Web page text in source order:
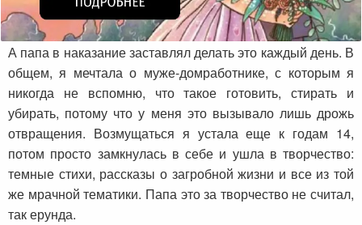
А папа в наказание заставлял делать это каждый день. В
общем, я мечтала о муже-домработнике, с которым я
никогда не вспомню, что такое готовить, стирать и
убирать, потому что у меня это вызывало лишь дрожь
отвращения. Возмущаться я устала еще к годам 14,
потом просто замкнулась в себе и ушла в творчество:
темные стихи, рассказы о загробной жизни и все из той
же мрачной тематики. Папа это за творчество не считал,
так ерунда.